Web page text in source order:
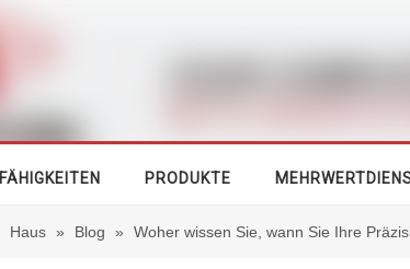
FÄHIGKEITEN PRODUKTE
Haus » Blog » Woher wissen Sie, wann Sie Ihre